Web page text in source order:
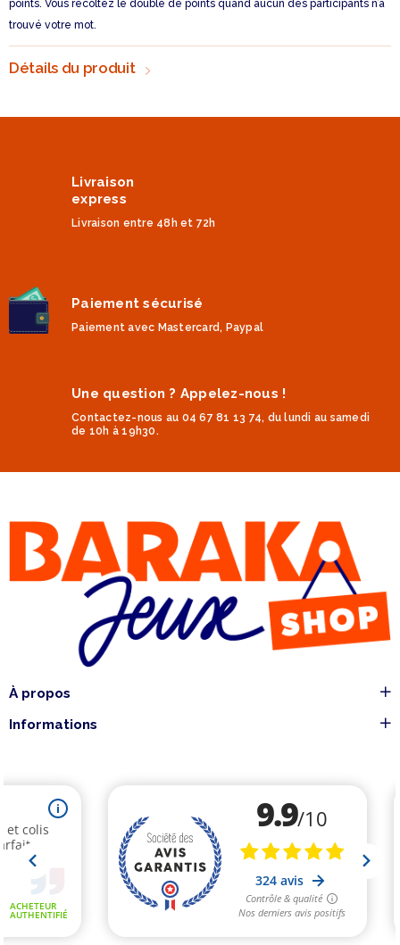
points. Vous récoltez le double de points quand aucun des participants n’a
trouvé votre mot.
Détails du produit
Livraison
express
Livraison entre 48h et 72h
Paiement sécurisé
Paiement avec Mastercard, Paypal
Une question ? Appelez-nous !
Contactez-nous au 04 67 81 13 74, du lundi au samedi
de 10h à 19h30.
À propos
Informations